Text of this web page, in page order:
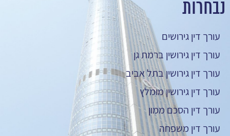
נבחרות
עורך דין גירושים
עורך דין גירושין ברמת גן
עורך דין גירושין בתל אביב
עורך דין גירושין מומלץ
עורך דין הסכם ממון
עורך דין משפחה